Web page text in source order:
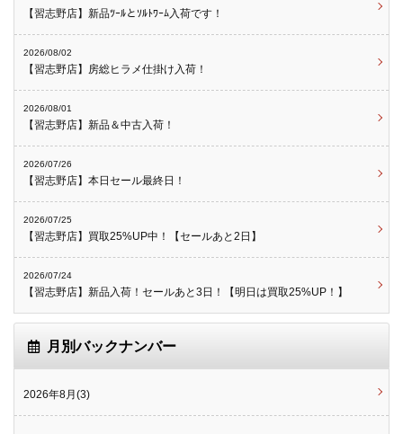
【習志野店】新品ﾂｰﾙとｿﾙﾄﾜｰﾑ入荷です！
2026/08/02
【習志野店】房総ヒラメ仕掛け入荷！
2026/08/01
【習志野店】新品＆中古入荷！
2026/07/26
【習志野店】本日セール最終日！
2026/07/25
【習志野店】買取25%UP中！【セールあと2日】
2026/07/24
【習志野店】新品入荷！セールあと3日！【明日は買取25%UP！】
月別バックナンバー
2026年8月(3)